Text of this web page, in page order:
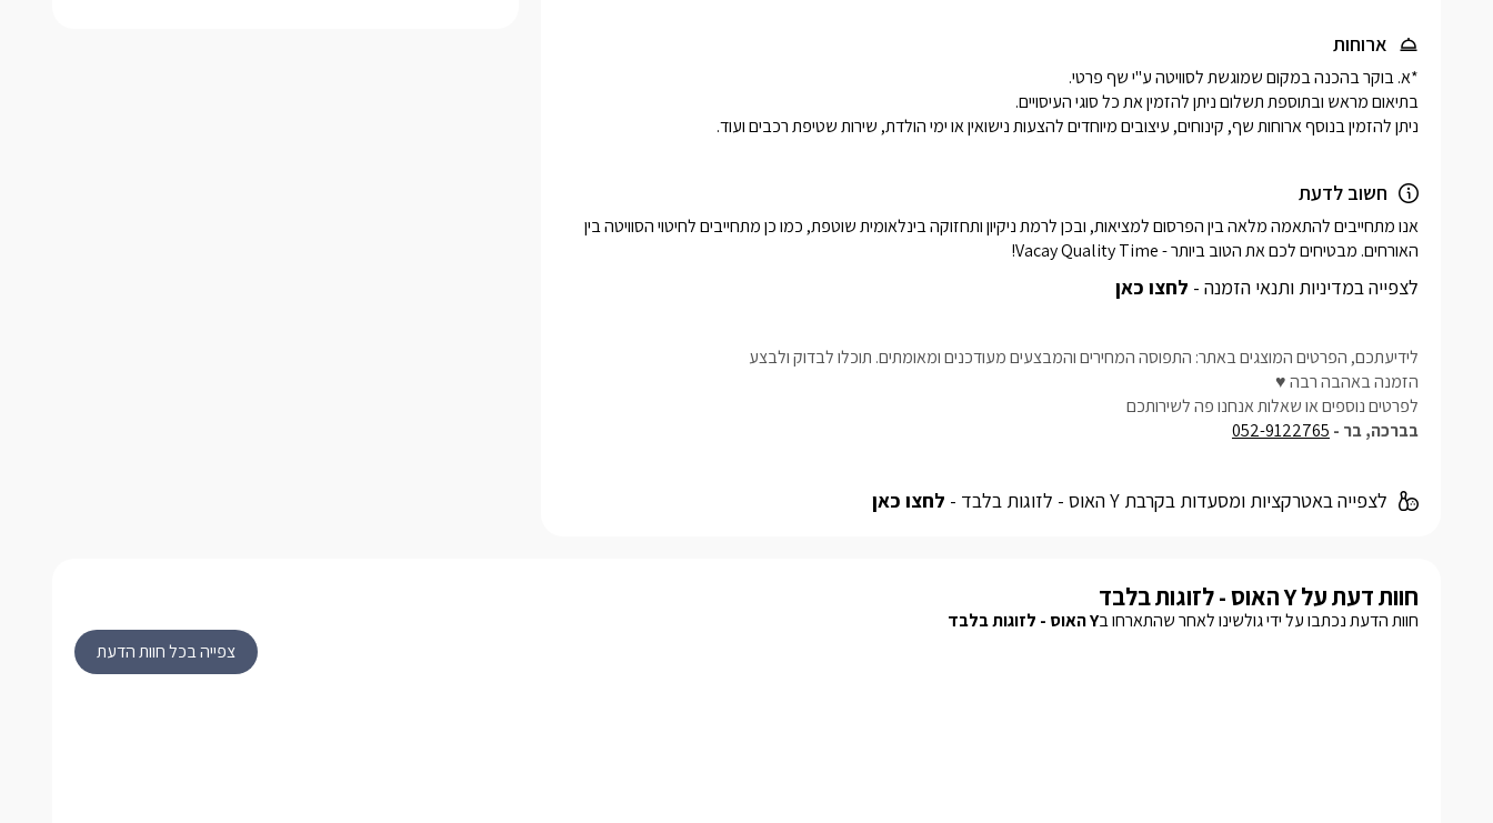
ארוחות
ניתן להזמין בנוסף ארוחות שף, קינוחים, עיצובים מיוחדים להצעות נישואין או ימי הולדת, שירות שטיפת רכבים ועוד.
חשוב לדעת
האורחים. מבטיחים לכם את הטוב ביותר - Vacay Quality Time!
לצפייה במדיניות ותנאי הזמנה - לחצו כאן
לידיעתכם, הפרטים המוצגים באתר: התפוסה המחירים והמבצעים מעודכנים ומאומתים. תוכלו לבדוק ולבצע
הזמנה באהבה רבה ♥
לפרטים נוספים או שאלות אנחנו פה לשירותכם
בברכה, בר - 052-9122765
לצפייה באטרקציות ומסעדות בקרבת Y האוס - לזוגות בלבד - לחצו כאן
חוות דעת על Y האוס - לזוגות בלבד
חוות הדעת נכתבו על ידי גולשינו לאחר שהתארחו בY האוס - לזוגות בלבד
צפייה בכל חוות הדעת